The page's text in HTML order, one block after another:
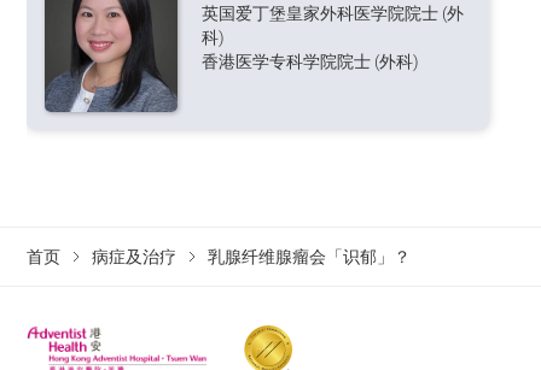
英国爱丁堡皇家外科医学院院士 (外
科)
香港医学专科学院院士 (外科)
首页 病症及治疗 乳腺纤维腺瘤会「识郁」？